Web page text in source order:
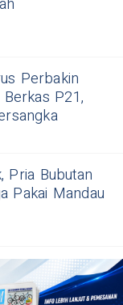
Perbakin
P21,
Pria Bubutan
Pakai Mandau